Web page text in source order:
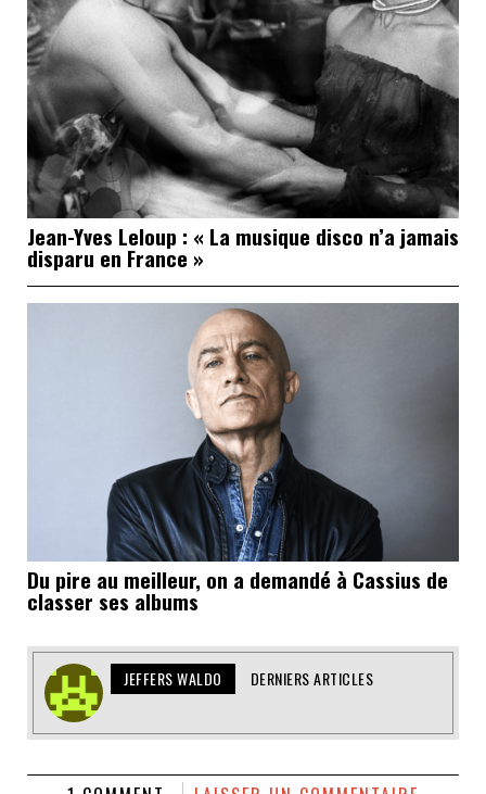
Jean-Yves Leloup : « La musique disco n’a jamais
disparu en France »
Du pire au meilleur, on a demandé à Cassius de
classer ses albums
JEFFERS WALDO DERNIERS ARTICLES